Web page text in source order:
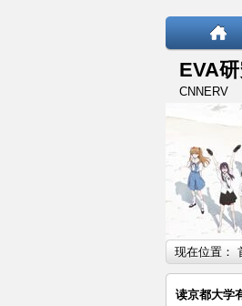
EVA
CNNERV
现在位置：
读京都大学